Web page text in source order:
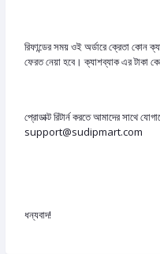
রিফান্ডের সময় ওই অর্ডারে ক্রেতা কোন
ফেরত নেয়া হবে। ক্যাশব্যাক এর টাকা
প্রোডাক্ট রিটার্ন করতে আমাদের
support@sudipmart.com
ধন্যবাদ!